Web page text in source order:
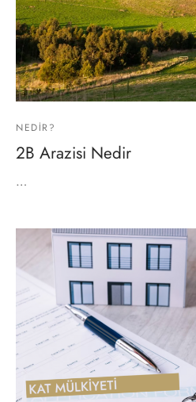
NEDIR?
2B Arazisi Nedir
…